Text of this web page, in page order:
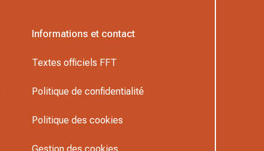
Informations et contact
Textes officiels FFT
Politique de confidentialité
Politique des cookies